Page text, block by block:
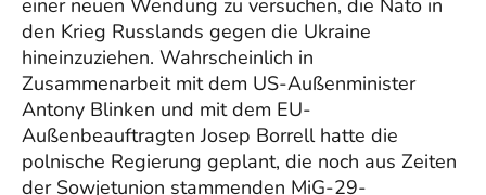
einer neuen Wendung zu versuchen, die Nato in
den Krieg Russlands gegen die Ukraine
hineinzuziehen. Wahrscheinlich in
Zusammenarbeit mit dem US-Außenminister
Antony Blinken und mit dem EU-
Außenbeauftragten Josep Borrell hatte die
polnische Regierung geplant, die noch aus Zeiten
der Sowjetunion stammenden MiG-29-